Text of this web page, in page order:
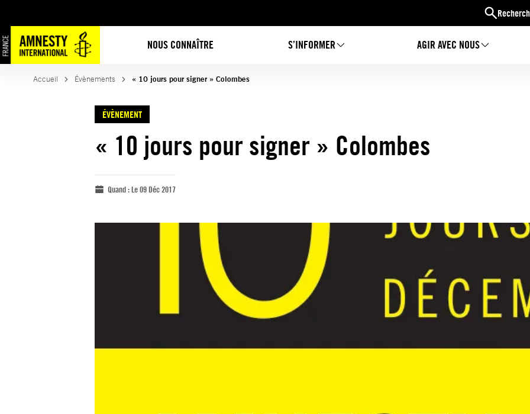
NOUS CONNAÎTRE S’INFORMER AGIR AVEC NOUS
Accueil Évènements « 10 jours pour signer » Colombes
ÉVÈNEMENT
« 10 jours pour signer » Colombes
Quand :Le 09 Déc 2017